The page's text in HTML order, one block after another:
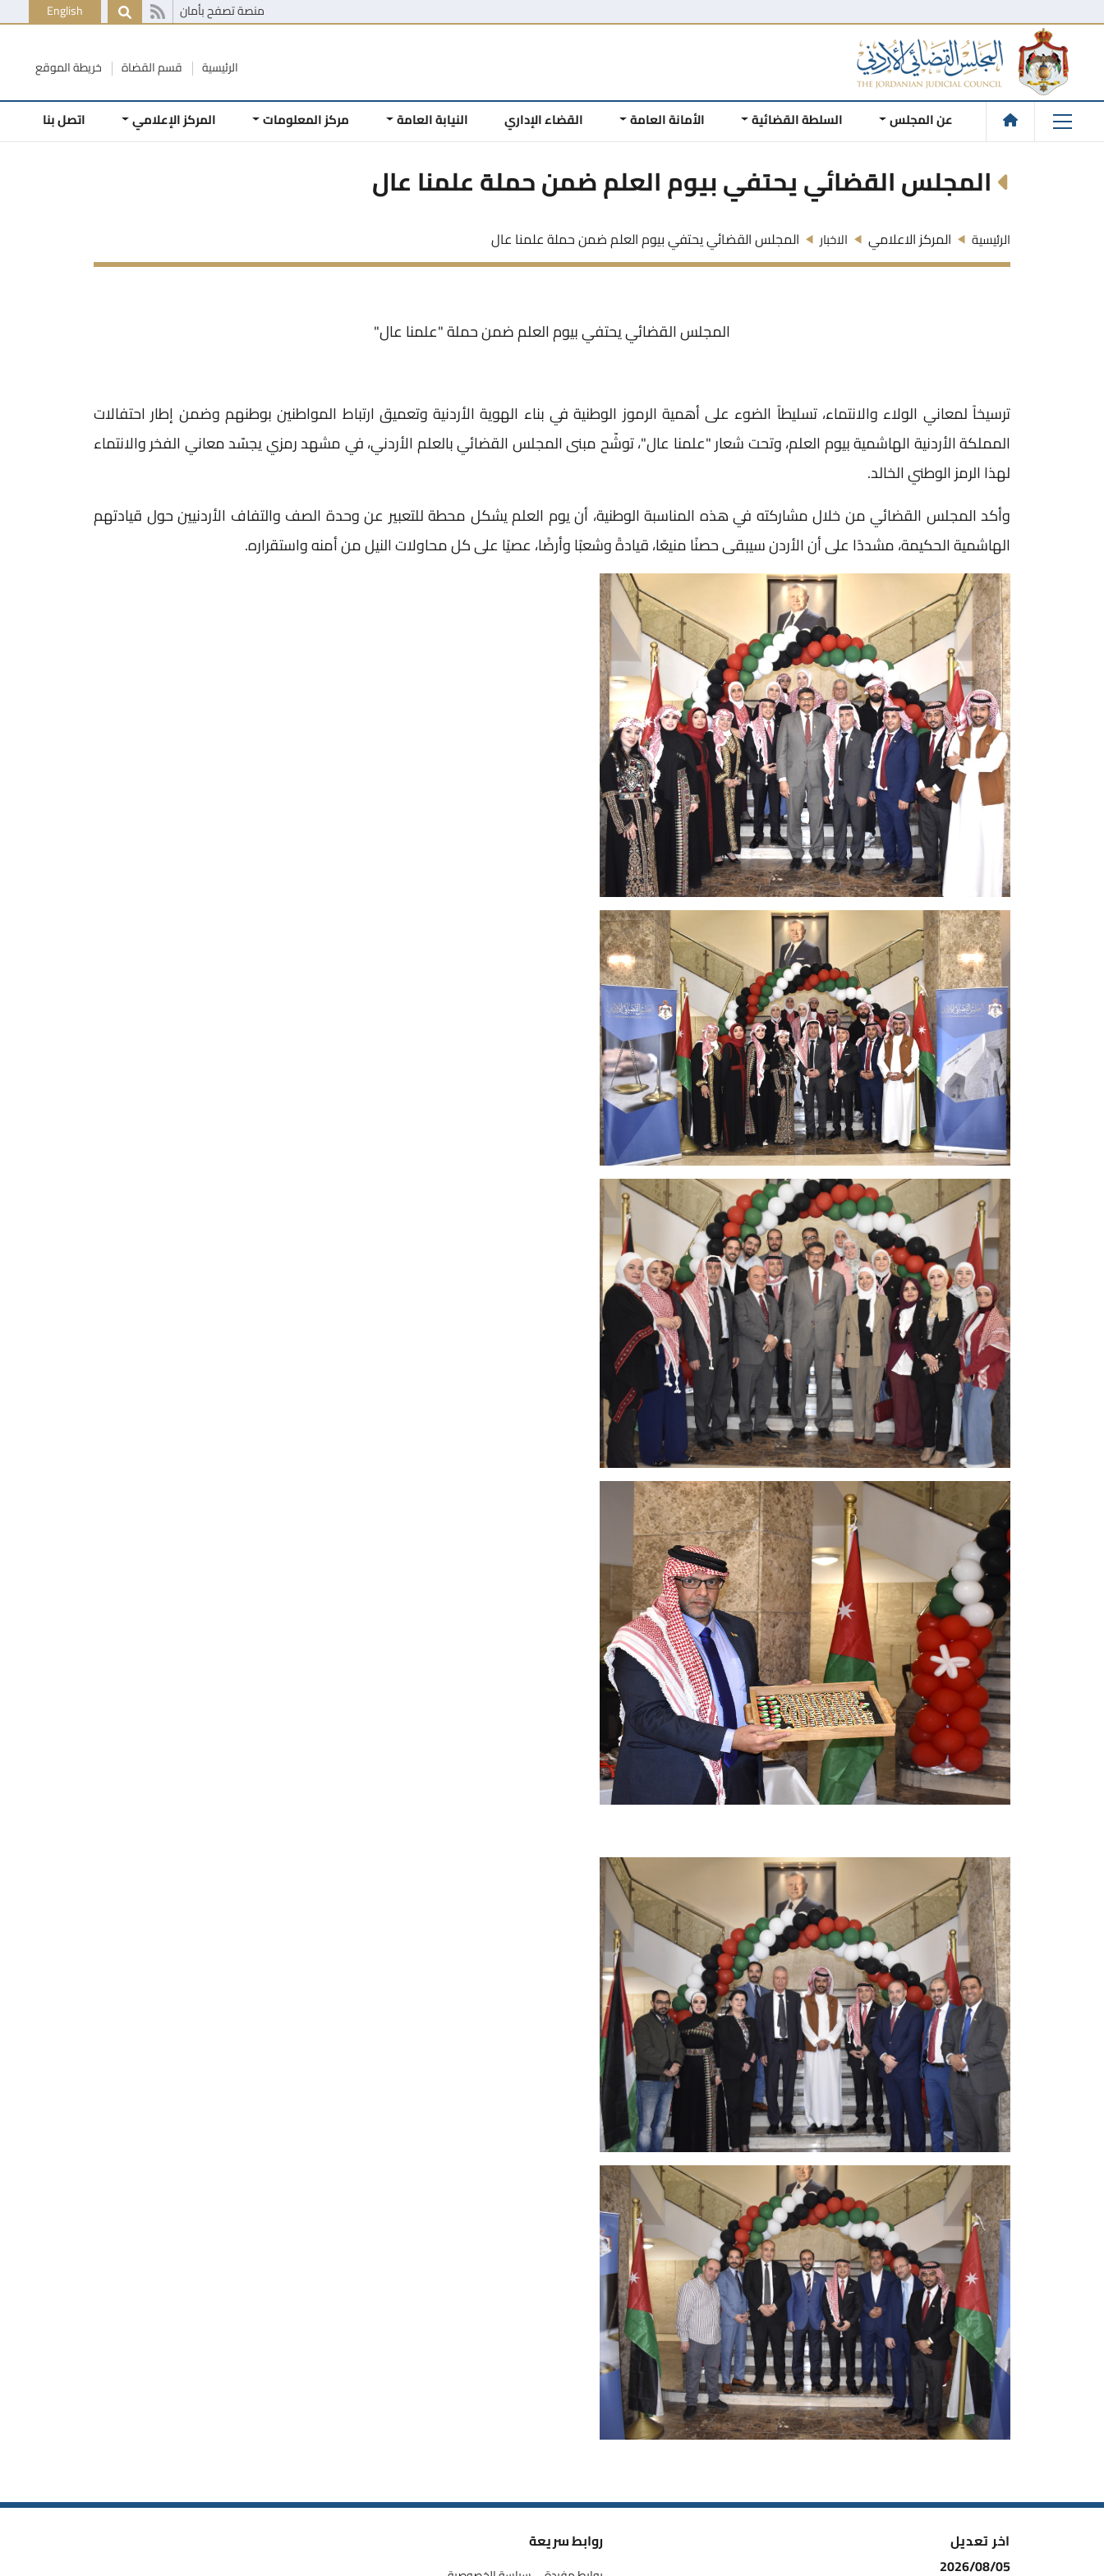
منصة تصفح بأمان English
الرئيسية قسم القضاة خريطة الموقع
عن المجلس السلطة القضائية الأمانة العامة القضاء الإداري النيابة العامة مركز المعلومات المركز الإعلامي اتصل بنا
المجلس القضائي يحتفي بيوم العلم ضمن حملة علمنا عال
الرئيسية المركز الاعلامي الاخبار المجلس القضائي يحتفي بيوم العلم ضمن حملة علمنا عال
المجلس القضائي يحتفي بيوم العلم ضمن حملة "علمنا عال"
ترسيخاً لمعاني الولاء والانتماء، تسليطاً الضوء على أهمية الرموز الوطنية في بناء الهوية الأردنية وتعميق ارتباط المواطنين بوطنهم وضمن إطار احتفالات
المملكة الأردنية الهاشمية بيوم العلم، وتحت شعار "علمنا عال"، توشّح مبنى المجلس القضائي بالعلم الأردني، في مشهد رمزي يجسّد معاني الفخر والانتماء
لهذا الرمز الوطني الخالد.
وأكد المجلس القضائي من خلال مشاركته في هذه المناسبة الوطنية، أن يوم العلم يشكل محطة للتعبير عن وحدة الصف والتفاف الأردنيين حول قيادتهم
الهاشمية الحكيمة، مشددًا على أن الأردن سيبقى حصنًا منيعًا، قيادةً وشعبًا وأرضًا، عصيًا على كل محاولات النيل من أمنه واستقراره.
اخر تعديل
2026/08/05
روابط سريعة